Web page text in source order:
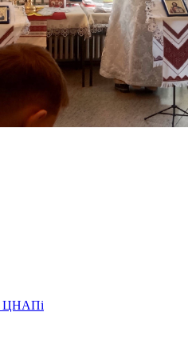
ЦНАПі